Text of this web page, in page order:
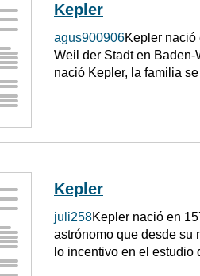
Kepler
agus900906Kepler
Weil der Stadt en
nació Kepler, la familia
Kepler
juli258Kepler nació en
astrónomo que desde su
lo incentivo en el